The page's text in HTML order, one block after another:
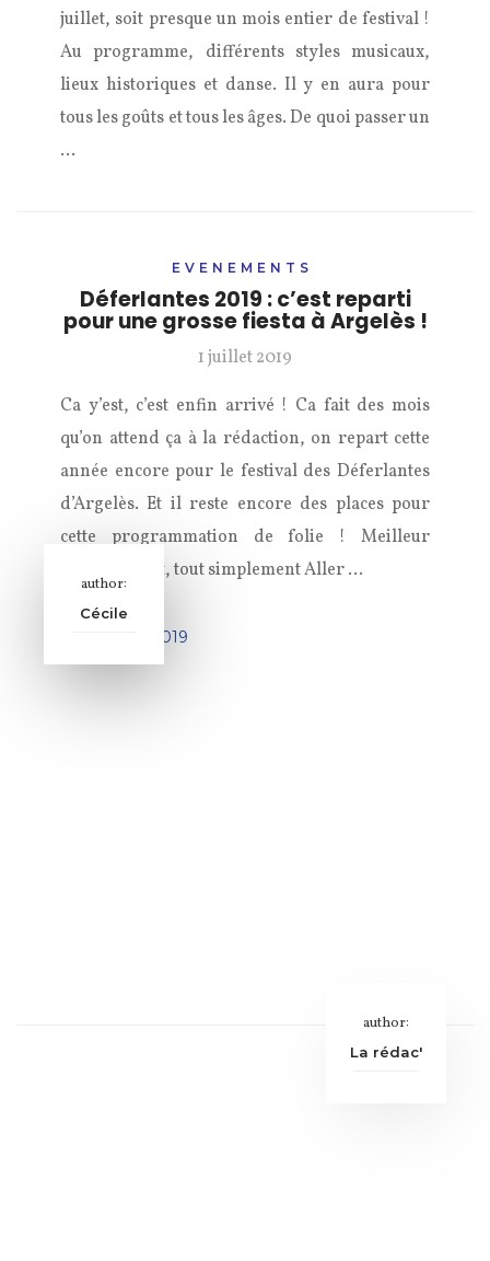
juillet, soit presque un mois entier de festival !
Au programme, différents styles musicaux,
lieux historiques et danse. Il y en aura pour
tous les goûts et tous les âges. De quoi passer un
…
EVENEMENTS
Déferlantes 2019 : c’est reparti
pour une grosse fiesta à Argelès !
1 juillet 2019
Ca y’est, c’est enfin arrivé ! Ca fait des mois
qu’on attend ça à la rédaction, on repart cette
année encore pour le festival des Déferlantes
d’Argelès. Et il reste encore des places pour
cette programmation de folie ! Meilleur
emplacement, tout simplement Aller …
author:
Cécile
author:
La rédac'